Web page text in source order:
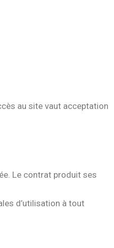
au site vaut acceptation
Le contrat produit ses
d’utilisation à tout